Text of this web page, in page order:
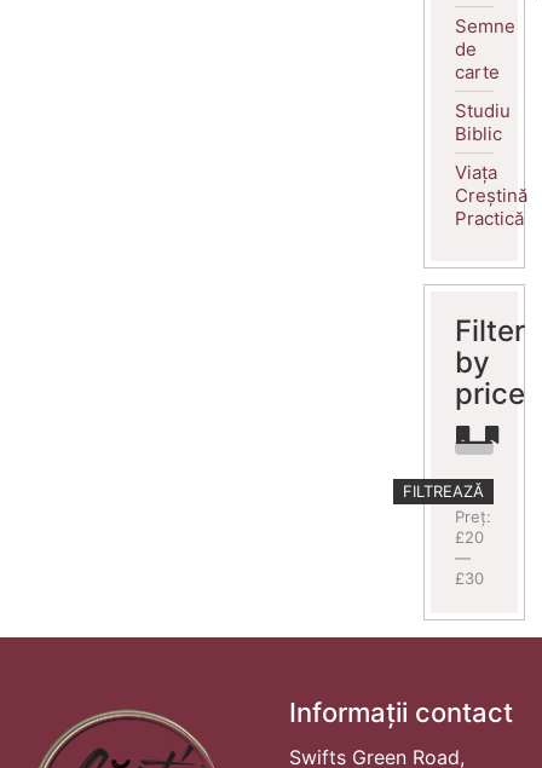
Semne
de
carte
Studiu
Biblic
Viața
Creștină
Practică
Filter
by
price
Preț
minim
Preț
maxim
FILTREAZĂ
Preț:
£20
—
£30
Informații contact
Swifts Green Road,